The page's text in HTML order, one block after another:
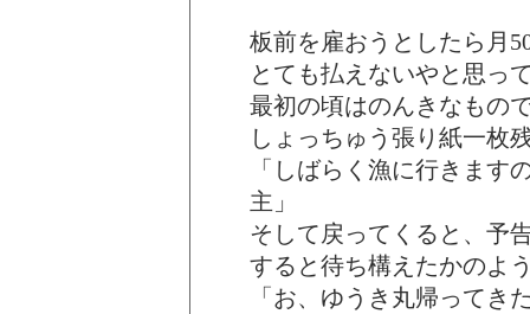
板前を雇おうとしたら月
とても払えないやと思っ
最初の頃はのんきなもの
しょっちゅう張り紙一枚
「しばらく漁に行きま
主」
そして戻ってくると、予
すると待ち構えたかのよ
「お、ゆうき丸帰ってき